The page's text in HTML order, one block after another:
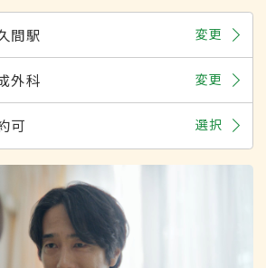
間駅 変更
外科 変更
可 選択